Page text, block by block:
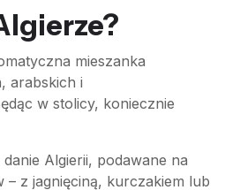
mieszanka
arabskich i
w stolicy, koniecznie
Algierii, podawane na
– z jagnięciną, kurczakiem lub